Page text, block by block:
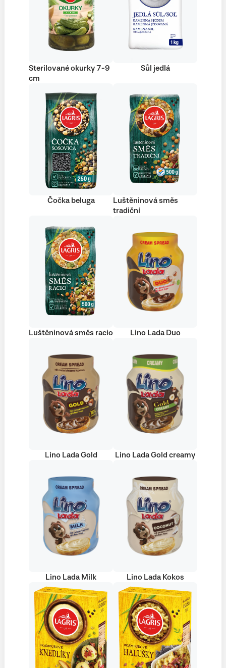
Sterilované okurky 7-9
cm
Sůl jedlá
Čočka beluga
Luštěninová směs
tradiční
Luštěninová směs racio Lino Lada Duo
Lino Lada Gold Lino Lada Gold creamy
Lino Lada Milk Lino Lada Kokos